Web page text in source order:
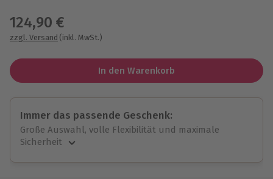
124,90 €
zzgl. Versand (inkl. MwSt.)
In den Warenkorb
Immer das passende Geschenk:
Große Auswahl, volle Flexibilität und maximale
Sicherheit